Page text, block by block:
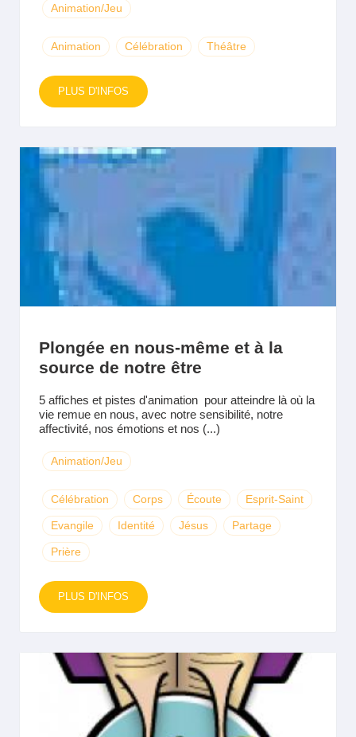
Animation/Jeu
Animation Célébration Théâtre
PLUS D'INFOS
Plongée en nous-même et à la
source de notre être
5 affiches et pistes d'animation pour atteindre là où la
vie remue en nous, avec notre sensibilité, notre
affectivité, nos émotions et nos (...)
Animation/Jeu
Célébration Corps Écoute Esprit-Saint
Evangile Identité Jésus Partage
Prière
PLUS D'INFOS